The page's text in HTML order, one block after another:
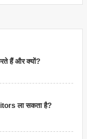
हैं और क्यों?
ला सकता है?